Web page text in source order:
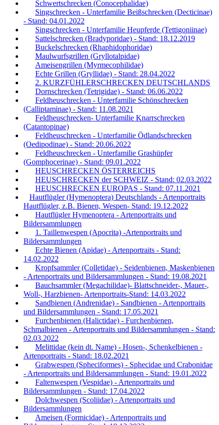
Schwertschrecken (Conocephalidae)
Singschrecken - Unterfamilie Beißschrecken (Decticinae)
- Stand: 04.01.2022
Singschrecken - Unterfamilie Heupferde (Tettigoniinae)
Sattelschrecken (Bradyporidae) - Stand: 18.12.2019
Buckelschrecken (Rhaphidophoridae)
Maulwurfsgrillen (Gryllotalpidae)
Ameisengrillen (Myrmecophilidae)
Echte Grillen (Gryllidae) - Stand: 28.04.2022
2. KURZFÜHLERSCHRECKEN DEUTSCHLANDS
Dornschrecken (Tetrigidae) - Stand: 06.06.2022
Feldheuschrecken - Unterfamilie Schönschrecken
(Calliptaminae) - Stand: 11.08.2021
Feldheuschrecken- Unterfamilie Knarrschrecken
(Catantopinae)
Feldheuschrecken - Unterfamilie Ödlandschrecken
(Oedipodinae) - Stand: 20.06.2022
Feldheuschrecken - Unterfamilie Grashüpfer
(Gomphocerinae) - Stand: 09.01.2022
HEUSCHRECKEN ÖSTERREICHS
HEUSCHRECKEN der SCHWEIZ - Stand: 02.03.2022
HEUSCHRECKEN EUROPAS - Stand: 07.11.2021
Hautflügler (Hymenoptera) Deutschlands - Artenportraits
Hautflügler, z.B. Bienen, Wespen- Stand: 19.12.2022
Hautflügler Hymenoptera - Artenportraits und
Bildersammlungen
1. Taillenwespen (Apocrita) -Artenportraits und
Bildersammlungen
Echte Bienen (Apidae) - Artenportraits - Stand:
14.02.2022
Kropfsammler (Colletidae) - Seidenbienen, Maskenbienen
- Artenportraits und Bildersammlungen - Stand: 19.08.2021
Bauchsammler (Megachilidae)- Blattschneider-, Mauer-,
Woll-, Harzbienen- Artenportraits-Stand: 14.03.2022
Sandbienen (Andrenidae) - Sandbienen - Artenportraits
und Bildersammlungen - Stand: 17.05.2021
Furchenbienen (Halictidae) - Furchenbienen,
Schmalbienen - Artenportraits und Bildersammlungen - Stand:
02.03.2022
Melittidae (kein dt. Name) - Hosen-, Schenkelbienen -
Artenportraits - Stand: 18.02.2021
Grabwespen (Spheciformes) - Sphecidae und Crabonidae
- Artenportraits und Bildersammlungen - Stand: 19.01.2022
Faltenwespen (Vespidae) - Artenportraits und
Bildersammlungen - Stand: 17.04.2022
Dolchwespen (Scoliidae) - Artenportraits und
Bildersammlungen
Ameisen (Formicidae) - Artenportraits und